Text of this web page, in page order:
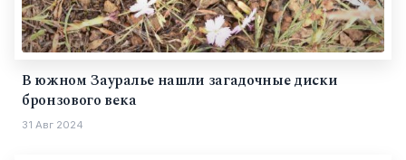
В южном Зауралье нашли загадочные диски
бронзового века
31 Авг 2024